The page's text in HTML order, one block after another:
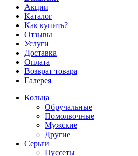
Акции
Каталог
Как купить?
Отзывы
Услуги
Доставка
Оплата
Возврат товара
Галерея
Кольца
Обручальные
Помолвочные
Мужские
Другие
Серьги
Пуссеты